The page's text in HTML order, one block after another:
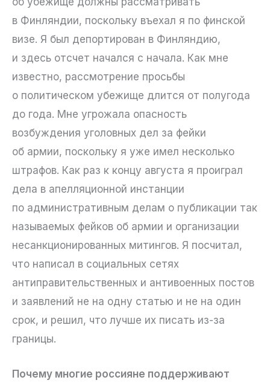
в Финляндии, поскольку въехал я по финской
визе. Я был депортирован в Финляндию,
и здесь отсчет начался с начала. Как мне
известно, рассмотрение просьбы
о политическом убежище длится от полугода
до года. Мне угрожала опасность
возбуждения уголовных дел за фейки
об армии, поскольку я уже имел несколько
штрафов. Как раз к концу августа я проиграл
дела в апелляционной инстанции
по административным делам о публикации так
называемых фейков об армии и организации
несанкционированных митингов. Я посчитал,
что написал в социальных сетях
антиправительственных и антивоенных постов
и заявлений не на одну статью и не на один
срок, и решил, что лучше их писать из-за
границы.
Почему многие россияне поддерживают